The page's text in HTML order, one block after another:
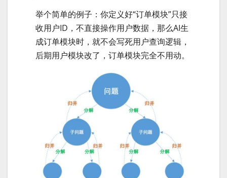
举个简单的例子：你定义好“订单模块”只接
收用户ID，不直接操作用户数据，那么AI生
成订单模块时，就不会写死用户查询逻辑，
后期用户模块改了，订单模块完全不用动。